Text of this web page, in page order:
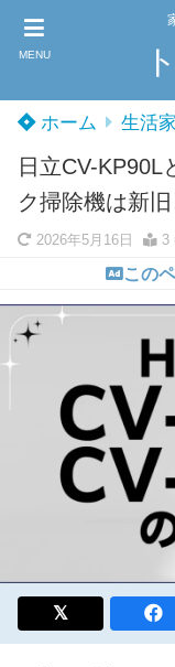
MENU
ホーム 生活
日立CV-KP90L
ク掃除機は新
2026年5月16日 3